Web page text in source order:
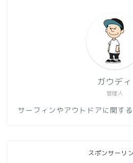
管理人
ガウディ
サーフィンやアウトドアに関す
スポンサーリ